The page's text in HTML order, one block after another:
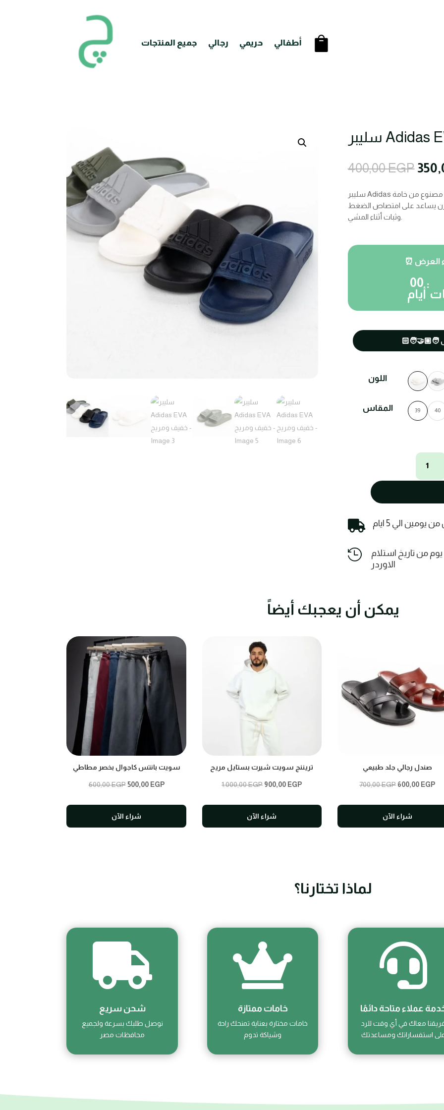
جميع المنتجات رجالي حريمي أطفالي
400,00EGP
price
was:
سليبر Adidas مصنوع من خامة EVA عالية الجودة، خفيف على القدم ويوفر راحة
يساعد على امتصاص الضغط
00
أيام
:
اللون
المقاس 39 40
سليبر
Adidas
EVA
ومريح
 الي 5 ايام

يمكنك عمل استبدال أو استرجاع خلال 14 يوم من تاريخ استلام
الاوردر
يمكن أن يعجبك أيضاً
سويت بانتس كاجوال بخصر مطاطي
600,00EGP Original
600,00 EGP.
500,00 EGPCurrent
500,00 EGP.
شراء الآن
تريننج سويت شيرت بستايل مريح
1.000,00EGP Original
1.000,00 EGP.
900,00 EGPCurrent
900,00 EGP.
شراء الآن
صندل رجالي جلد طبيعي
700,00EGP Original
700,00 EGP.
600,00 EGP
شراء الآن
لماذا تختارنا؟

شحن سريع
نوصل طلبك بسرعة ولجميع
محافظات مصر

خامات ممتازة
خامات مختارة بعناية تمنحك راحة
وشياكة تدوم

عملاء متاحة دائمًا
معاك في أي وقت للرد
على استفساراتك ومساعدتك